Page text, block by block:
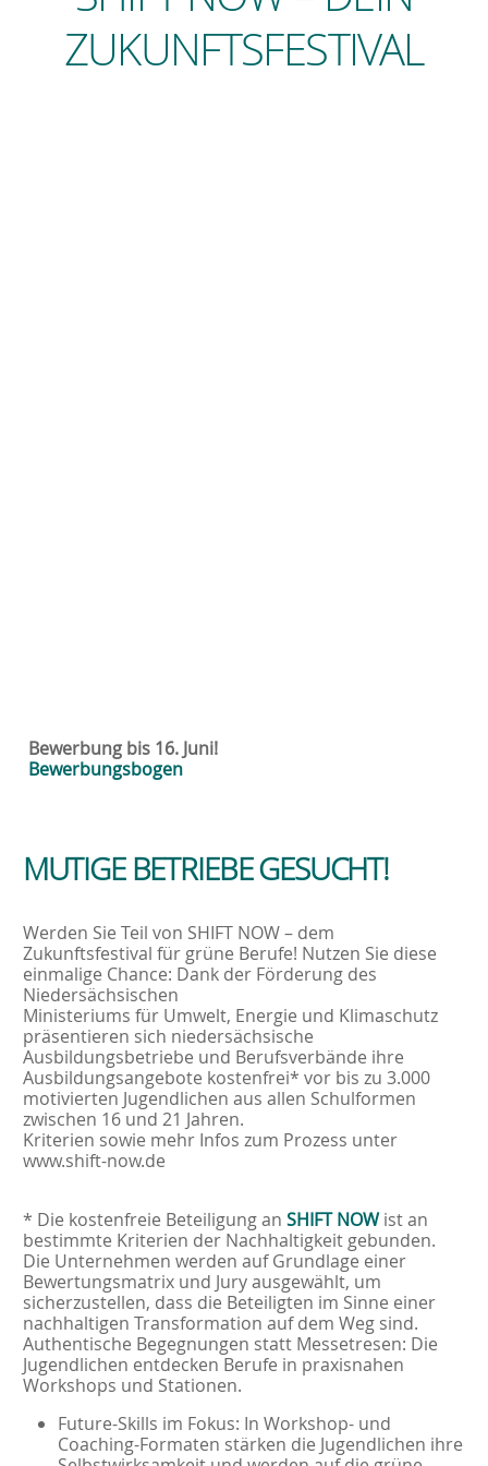
ZUKUNFTSFESTIVAL
Bewerbung bis 16. Juni!
Bewerbungsbogen
MUTIGE BETRIEBE GESUCHT!
Werden Sie Teil von SHIFT NOW – dem
Zukunftsfestival für grüne Berufe! Nutzen Sie diese
einmalige Chance: Dank der Förderung des
Niedersächsischen
Ministeriums für Umwelt, Energie und Klimaschutz
präsentieren sich niedersächsische
Ausbildungsbetriebe und Berufsverbände ihre
Ausbildungsangebote kostenfrei* vor bis zu 3.000
motivierten Jugendlichen aus allen Schulformen
zwischen 16 und 21 Jahren.
Kriterien sowie mehr Infos zum Prozess unter
www.shift-now.de
* Die kostenfreie Beteiligung an SHIFT NOWist an
bestimmte Kriterien der Nachhaltigkeit gebunden.
Die Unternehmen werden auf Grundlage einer
Bewertungsmatrix und Jury ausgewählt, um
sicherzustellen, dass die Beteiligten im Sinne einer
nachhaltigen Transformation auf dem Weg sind.
Authentische Begegnungen statt Messetresen: Die
Jugendlichen entdecken Berufe in praxisnahen
Workshops und Stationen.
Future-Skills im Fokus: In Workshop- und
Coaching-Formaten stärken die Jugendlichen ihre